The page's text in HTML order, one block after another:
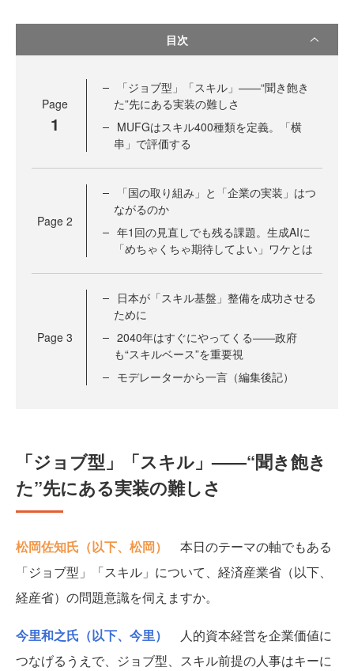
目次
Page
1
「ジョブ型」「スキル」——“聞き飽き
た”先にある実装の難しさ
MUFGはスキル400種類を定義。「横
串」で評価する
Page 2
「国の取り組み」と「企業の実装」はつ
ながるのか
年1回の見直しでも残る課題。生成AIに
「めちゃくちゃ期待してよい」ワケとは
Page 3
日本が「スキル基盤」整備を成功させる
ために
2040年はすぐにやってくる——政府
も“スキルベース”を重要視
モデレーターから一言（編集後記）
「ジョブ型」「スキル」——“聞き飽き
た”先にある実装の難しさ
松岡佐知氏（以下、松岡）
本日のテーマの軸でもある
「ジョブ型」「スキル」について、経済産業省（以下、
経産省）の問題意識を伺えますか。
今里和之氏（以下、今里）
人的資本経営を企業価値に
つなげるうえで、ジョブ型、スキル前提の人事はキーに